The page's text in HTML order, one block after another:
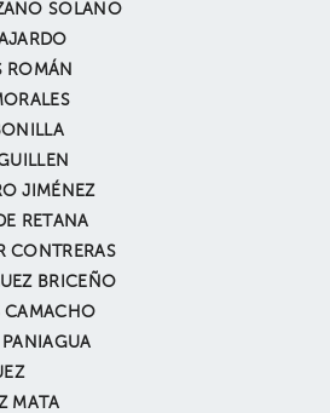
SOLANO
ROMÁN
JIMÉNEZ
RETANA
CONTRERAS
BRICEÑO
CAMACHO
MATA